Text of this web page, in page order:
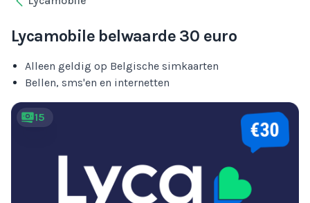
Lycamobile belwaarde 30 euro
Alleen geldig op Belgische simkaarten
Bellen, sms'en en internetten
15